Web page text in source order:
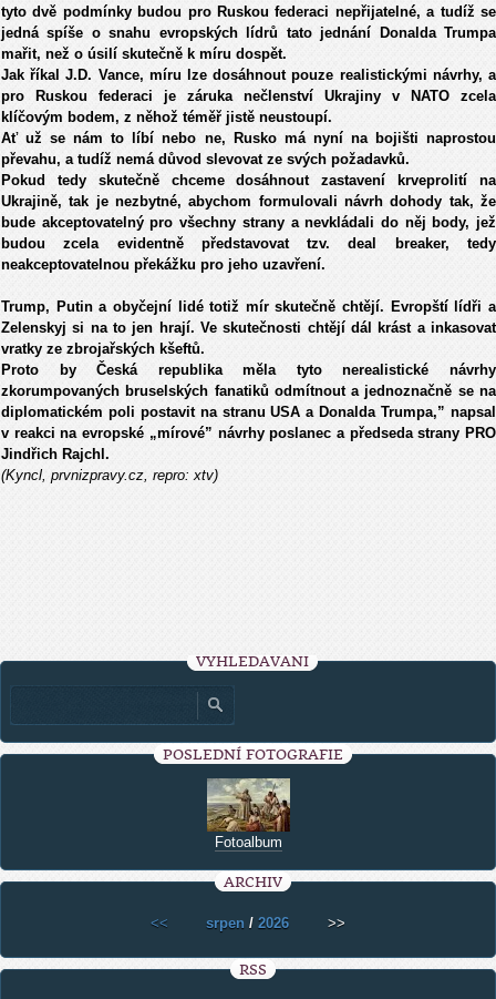
tyto dvě podmínky budou pro Ruskou federaci nepřijatelné, a tudíž se
jedná spíše o snahu evropských lídrů tato jednání Donalda Trumpa
mařit, než o úsilí skutečně k míru dospět.
Jak říkal J.D. Vance, míru lze dosáhnout pouze realistickými návrhy, a
pro Ruskou federaci je záruka nečlenství Ukrajiny v NATO zcela
klíčovým bodem, z něhož téměř jistě neustoupí.
Ať už se nám to líbí nebo ne, Rusko má nyní na bojišti naprostou
převahu, a tudíž nemá důvod slevovat ze svých požadavků.
Pokud tedy skutečně chceme dosáhnout zastavení krveprolití na
Ukrajině, tak je nezbytné, abychom formulovali návrh dohody tak, že
bude akceptovatelný pro všechny strany a nevkládali do něj body, jež
budou zcela evidentně představovat tzv. deal breaker, tedy
neakceptovatelnou překážku pro jeho uzavření.
Trump, Putin a obyčejní lidé totiž mír skutečně chtějí. Evropští lídři a
Zelenskyj si na to jen hrají. Ve skutečnosti chtějí dál krást a inkasovat
vratky ze zbrojařských kšeftů.
Proto by Česká republika měla tyto nerealistické návrhy
zkorumpovaných bruselských fanatiků odmítnout a jednoznačně se na
diplomatickém poli postavit na stranu USA a Donalda Trumpa,” napsal
v reakci na evropské „mírové” návrhy poslanec a předseda strany PRO
Jindřich Rajchl.
(Kyncl, prvnizpravy.cz, repro: xtv)
VYHLEDÁVÁNÍ
POSLEDNÍ FOTOGRAFIE
Fotoalbum
ARCHIV
<< srpen / 2026 >>
RSS